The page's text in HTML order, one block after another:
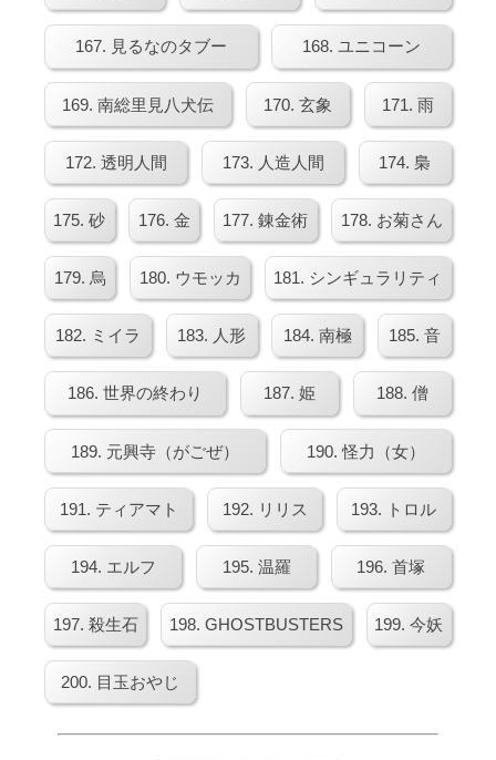
167. 見るなのタブー 168. ユニコーン
169. 南総里見八犬伝 170. 玄象 171. 雨
172. 透明人間 173. 人造人間 174. 梟
175. 砂 176. 金 177. 錬金術 178. お菊さん
179. 烏 180. ウモッカ 181. シンギュラリティ
182. ミイラ 183. 人形 184. 南極 185. 音
186. 世界の終わり 187. 姫 188. 僧
189. 元興寺（がごぜ） 190. 怪力（女）
191. ティアマト 192. リリス 193. トロル
194. エルフ 195. 温羅 196. 首塚
197. 殺生石 198. GHOSTBUSTERS 199. 今妖
200. 目玉おやじ